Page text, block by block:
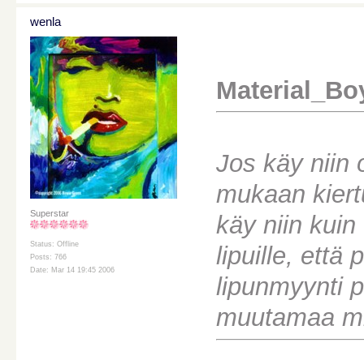
wenla
Superstar
Status: Offline
Posts: 766
Date: Mar 14 19:45 2006
Jos käy niin
mukaan
käy niin
lipuille, että
lipunmyynti
muutamaa